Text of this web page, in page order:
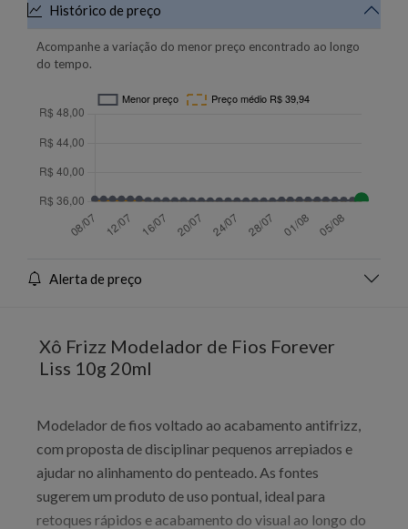
Histórico de preço
Acompanhe a variação do menor preço encontrado ao longo
do tempo.
Alerta de preço
Xô Frizz Modelador de Fios Forever
Liss 10g 20ml
Modelador de fios voltado ao acabamento antifrizz,
com proposta de disciplinar pequenos arrepiados e
ajudar no alinhamento do penteado. As fontes
sugerem um produto de uso pontual, ideal para
retoques rápidos e acabamento do visual ao longo do